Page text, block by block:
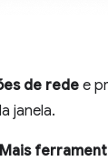
de rede e
janela.
Mais